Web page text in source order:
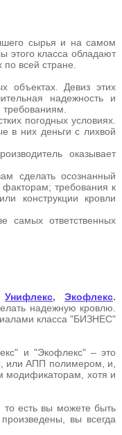
сырья и на самом
этого класса обладают
всей стране.
объектах. Девиз этих
надежность и
погодных условиях.
в них деньги с лихвой
оказывает
сделать осознанный
требования к
конструкции кровли
самых ответственных
Унифлекс, Экофлекс.
надежную кровлю.
класса "БИЗНЕС"
и "Экофлекс" – это
или АПП полимером, и,
модификаторам, хотя и
есть вы можете быть
вы всегда